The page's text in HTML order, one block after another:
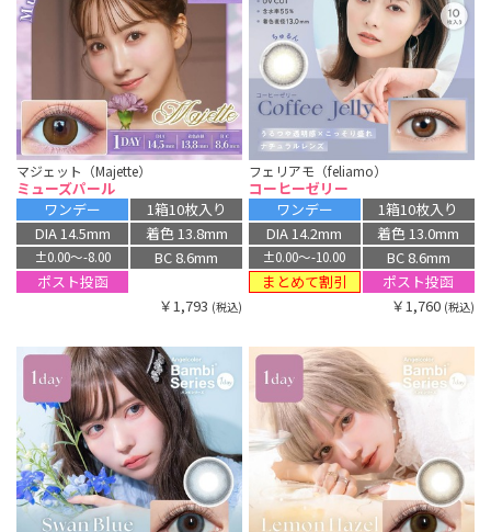
マジェット（Majette）
ミューズパール
ワンデー
1箱10枚入り
DIA 14.5mm
着色 13.8mm
±0.00〜-8.00
BC 8.6mm
ポスト投函
￥1,793 (税込)
フェリアモ（feliamo）
コーヒーゼリー
ワンデー
1箱10枚入り
DIA 14.2mm
着色 13.0mm
±0.00〜-10.00
BC 8.6mm
まとめて割引
ポスト投函
￥1,760 (税込)